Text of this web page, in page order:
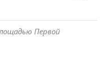
Первой